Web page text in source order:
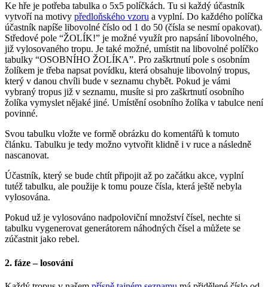
Ke hře je potřeba tabulka o 5x5 políčkách. Tu si každý účastník
vytvoří na motivy předloňského vzoru a vyplní. Do každého políčka
účastník napíše libovolné číslo od 1 do 50 (čísla se nesmí opakovat).
Středové pole “ŽOLÍK!” je možné využít pro napsání libovolného,
již vylosovaného tropu. Je také možné, umístit na libovolné políčko
tabulky “OSOBNÍHO ŽOLÍKA”. Pro zaškrtnutí pole s osobním
žolíkem je třeba napsat povídku, která obsahuje libovolný tropus,
který v danou chvíli bude v seznamu chybět. Pokud je vámi
vybraný tropus již v seznamu, musíte si pro zaškrtnutí osobního
žolíka vymyslet nějaké jiné. Umístění osobního žolíka v tabulce není
povinné.
Svou tabulku vložte ve formě obrázku do komentářů k tomuto
článku. Tabulku je tedy možno vytvořit klidně i v ruce a následně
nascanovat.
Účastník, který se bude chtít připojit až po začátku akce, vyplní
tutéž tabulku, ale použije k tomu pouze čísla, která ještě nebyla
vylosována.
Pokud už je vylosováno nadpoloviční množství čísel, nechte si
tabulku vygenerovat generátorem náhodných čísel a můžete se
zúčastnit jako rebel.
2. fáze – losování